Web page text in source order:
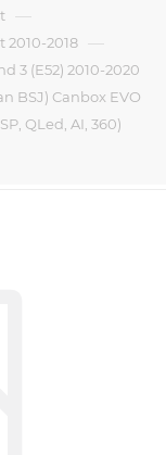
—
2010-2018 —
3 (E52) 2010-2020
BSJ) Canbox EVO
QLed, AI, 360)